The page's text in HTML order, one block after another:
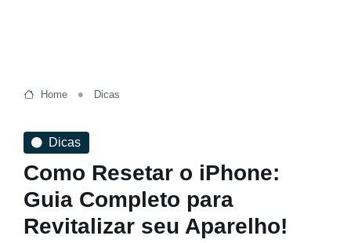
Home Dicas
Dicas
Como Resetar o iPhone:
Guia Completo para
Revitalizar seu Aparelho!